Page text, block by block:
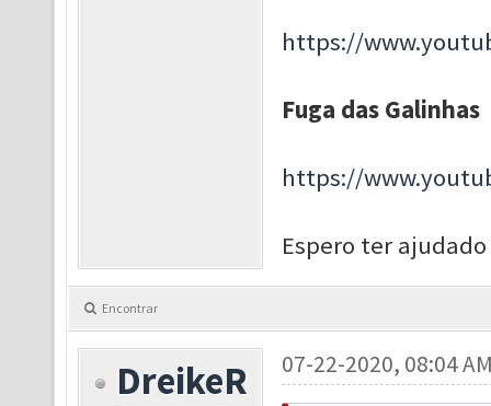
https://
Fuga das Galinhas
https://
Espero ter
Encontrar
DreikeR 07-22-2020, 08:04